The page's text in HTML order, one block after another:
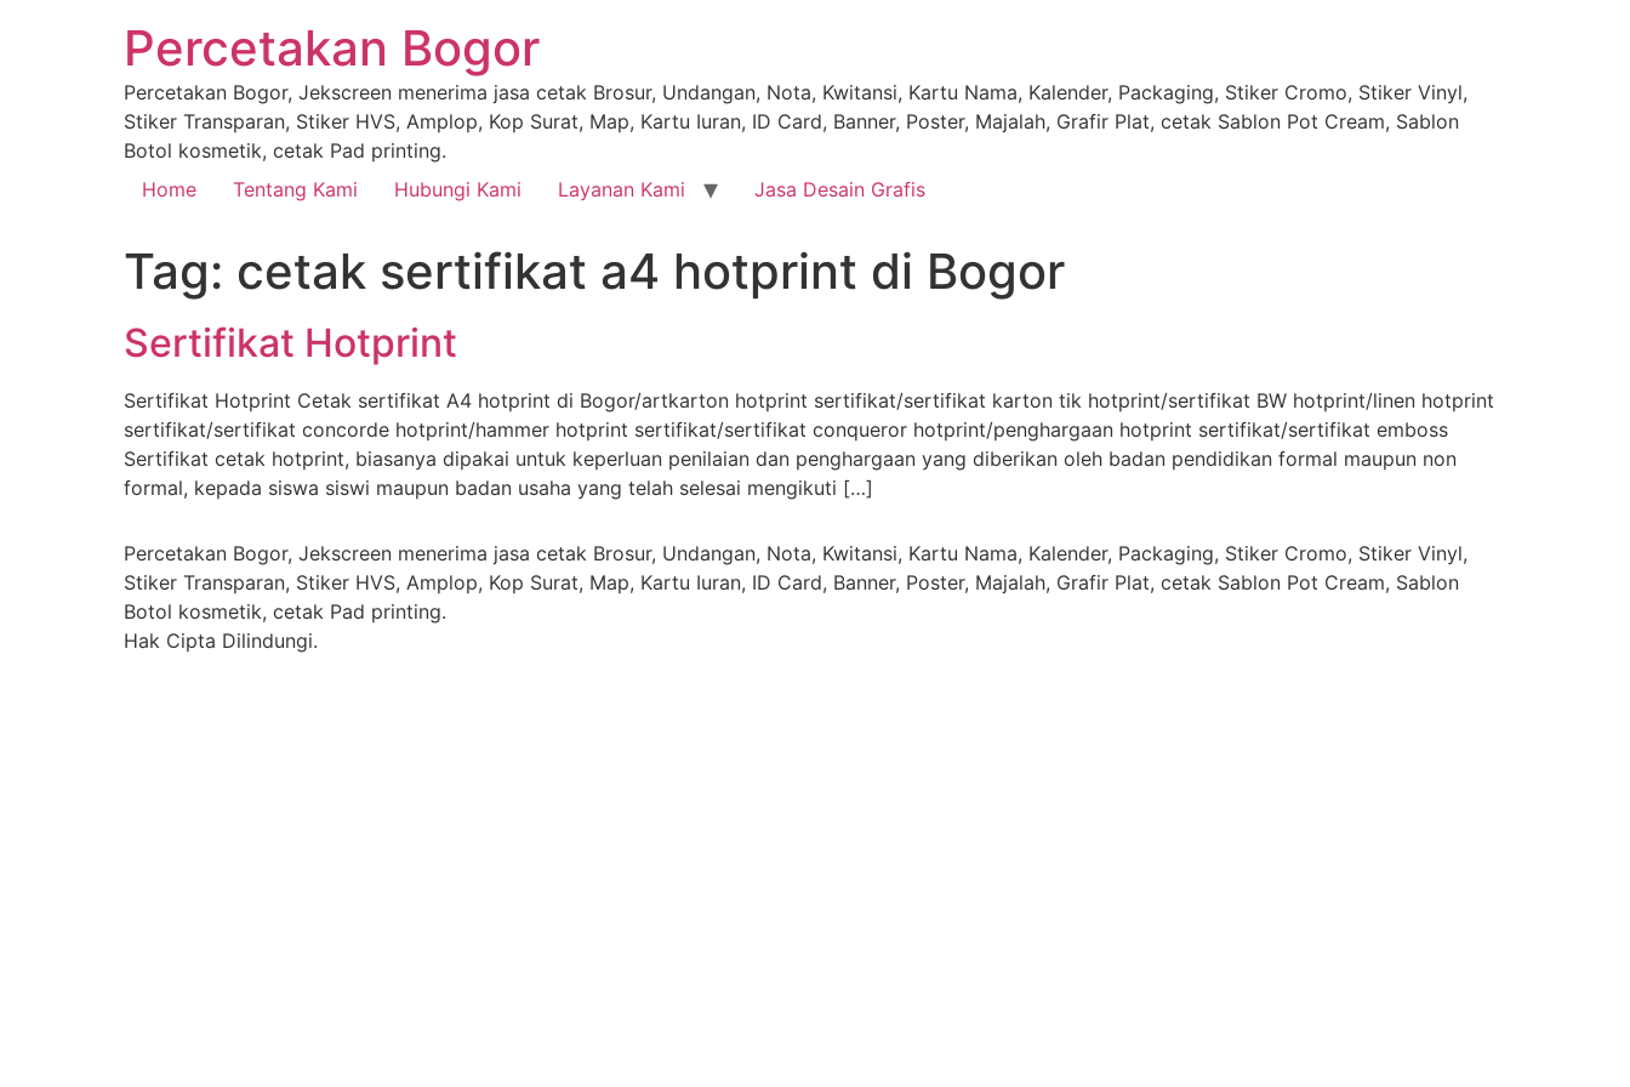
Percetakan Bogor
Percetakan Bogor, Jekscreen menerima jasa cetak Brosur, Undangan, Nota, Kwitansi, Kartu Nama, Kalender, Packaging, Stiker Cromo, Stiker Vinyl,
Stiker Transparan, Stiker HVS, Amplop, Kop Surat, Map, Kartu Iuran, ID Card, Banner, Poster, Majalah, Grafir Plat, cetak Sablon Pot Cream, Sablon
Botol kosmetik, cetak Pad printing.
Home
Tentang Kami Hubungi Kami Layanan Kami Jasa Desain Grafis
Tag: cetak sertifikat a4 hotprint di Bogor
Sertifikat Hotprint
Sertifikat Hotprint Cetak sertifikat A4 hotprint di Bogor/artkarton hotprint sertifikat/sertifikat karton tik hotprint/sertifikat BW hotprint/linen hotprint
sertifikat/sertifikat concorde hotprint/hammer hotprint sertifikat/sertifikat conqueror hotprint/penghargaan hotprint sertifikat/sertifikat emboss
Sertifikat cetak hotprint, biasanya dipakai untuk keperluan penilaian dan penghargaan yang diberikan oleh badan pendidikan formal maupun non
formal, kepada siswa siswi maupun badan usaha yang telah selesai mengikuti […]
Percetakan Bogor, Jekscreen menerima jasa cetak Brosur, Undangan, Nota, Kwitansi, Kartu Nama, Kalender, Packaging, Stiker Cromo, Stiker Vinyl,
Stiker Transparan, Stiker HVS, Amplop, Kop Surat, Map, Kartu Iuran, ID Card, Banner, Poster, Majalah, Grafir Plat, cetak Sablon Pot Cream, Sablon
Botol kosmetik, cetak Pad printing.
Hak Cipta Dilindungi.